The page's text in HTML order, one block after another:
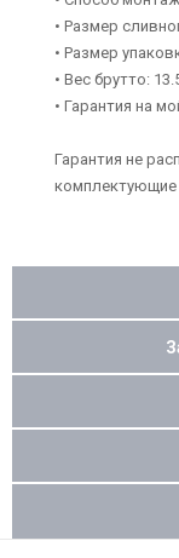
• Размер
• Размер
• Вес брутто:
• Гарантия на
Гарантия не
комплектующие